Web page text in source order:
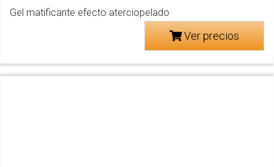
Gel matificante efecto aterciopelado
Ver precios